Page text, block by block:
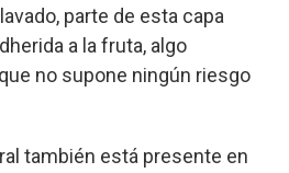
parte de esta capa
a la fruta, algo
no supone ningún riesgo
también está presente en